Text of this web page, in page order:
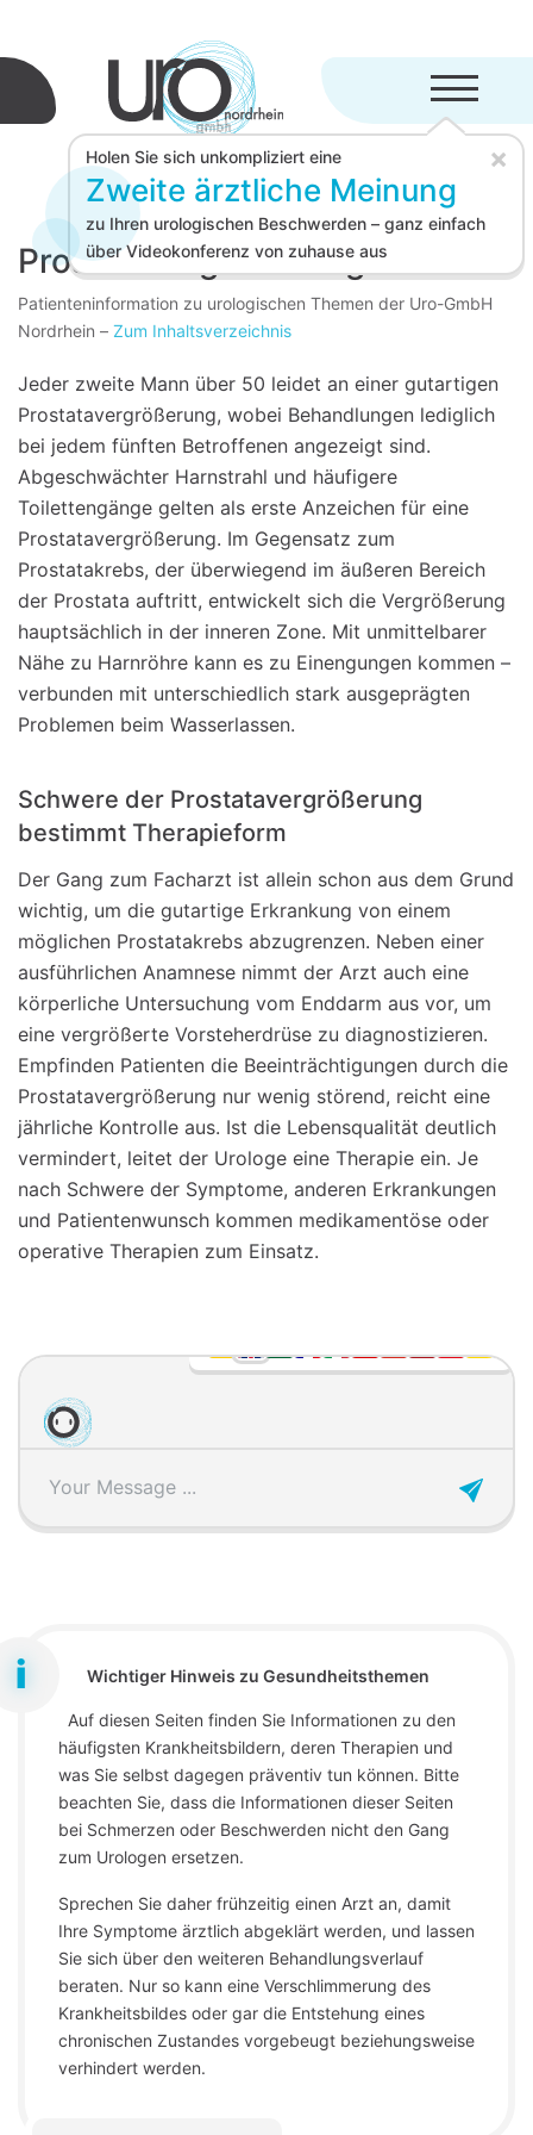
Menü
Holen Sie sich unkompliziert eine
Zweite ärztliche Meinung
zu Ihren urologischen Beschwerden – ganz einfach
über Videokonferenz von zuhause aus
×
Prostatavergrößerung
Patienteninformation zu urologischen Themen der Uro-GmbH
Nordrhein – Zum Inhaltsverzeichnis
Jeder zweite Mann über 50 leidet an einer gutartigen
Prostatavergrößerung, wobei Behandlungen lediglich
bei jedem fünften Betroffenen angezeigt sind.
Abgeschwächter Harnstrahl und häufigere
Toilettengänge gelten als erste Anzeichen für eine
Prostatavergrößerung. Im Gegensatz zum
Prostatakrebs, der überwiegend im äußeren Bereich
der Prostata auftritt, entwickelt sich die Vergrößerung
hauptsächlich in der inneren Zone. Mit unmittelbarer
Nähe zu Harnröhre kann es zu Einengungen kommen –
verbunden mit unterschiedlich stark ausgeprägten
Problemen beim Wasserlassen.
Schwere der Prostatavergrößerung
bestimmt Therapieform
Der Gang zum Facharzt ist allein schon aus dem Grund
wichtig, um die gutartige Erkrankung von einem
möglichen Prostatakrebs abzugrenzen. Neben einer
ausführlichen Anamnese nimmt der Arzt auch eine
körperliche Untersuchung vom Enddarm aus vor, um
eine vergrößerte Vorsteherdrüse zu diagnostizieren.
Empfinden Patienten die Beeinträchtigungen durch die
Prostatavergrößerung nur wenig störend, reicht eine
jährliche Kontrolle aus. Ist die Lebensqualität deutlich
vermindert, leitet der Urologe eine Therapie ein. Je
nach Schwere der Symptome, anderen Erkrankungen
und Patientenwunsch kommen medikamentöse oder
operative Therapien zum Einsatz.
Wichtiger Hinweis zu Gesundheitsthemen
Auf diesen Seiten finden Sie Informationen zu den
häufigsten Krankheitsbildern, deren Therapien und
was Sie selbst dagegen präventiv tun können. Bitte
beachten Sie, dass die Informationen dieser Seiten
bei Schmerzen oder Beschwerden nicht den Gang
zum Urologen ersetzen.
Sprechen Sie daher frühzeitig einen Arzt an, damit
Ihre Symptome ärztlich abgeklärt werden, und lassen
Sie sich über den weiteren Behandlungsverlauf
beraten. Nur so kann eine Verschlimmerung des
Krankheitsbildes oder gar die Entstehung eines
chronischen Zustandes vorgebeugt beziehungsweise
verhindert werden.